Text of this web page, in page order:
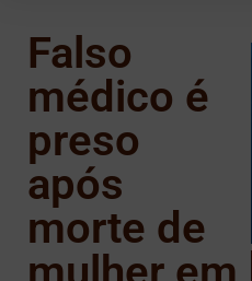
Falso
médico é
preso
após
morte de